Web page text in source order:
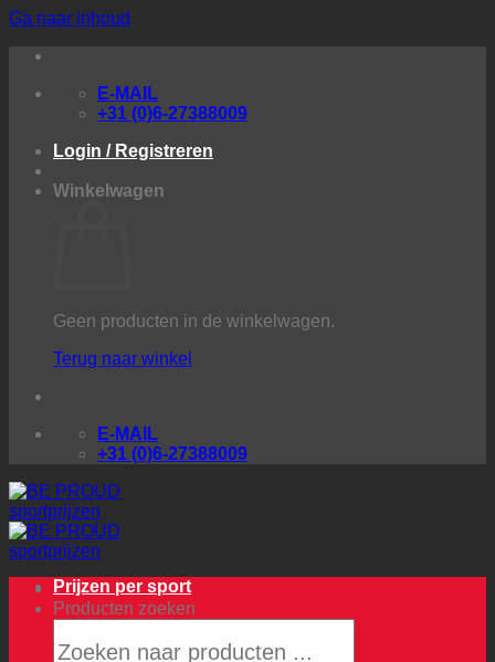
Ga naar inhoud
E-MAIL
+31 (0)6-27388009
Login / Registreren
Winkelwagen
Geen producten in de winkelwagen.
Terug naar winkel
E-MAIL
+31 (0)6-27388009
Producten zoeken
Prijzen per sport